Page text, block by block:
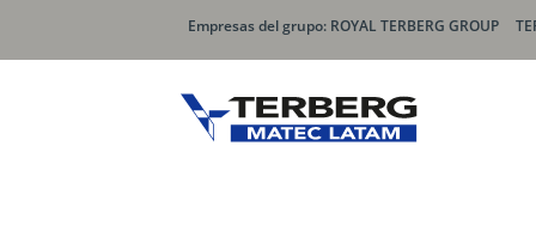
Empresas del grupo: ROYAL TERBERG GROUP